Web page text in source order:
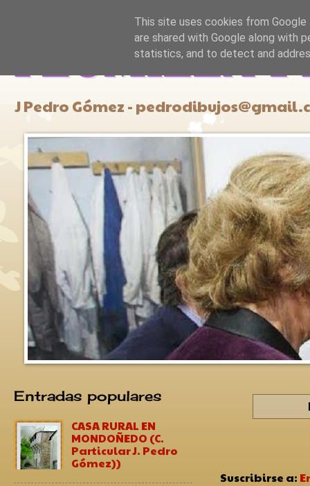
PLUMILLA Y
J Pedro Gómez -
Suscribirse a:
Entradas populares
CASA RURAL EN
MONDOÑEDO (C.
Particular J. Pedro
Gómez))
This site uses cookies from
are shared with Google along with
statistics, and to detect and